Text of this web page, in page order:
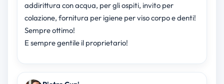
addirittura con acqua, per gli ospiti, invito per
colazione, fornitura per igiene per viso corpo e denti!
Sempre ottimo!
E sempre gentile il proprietario!